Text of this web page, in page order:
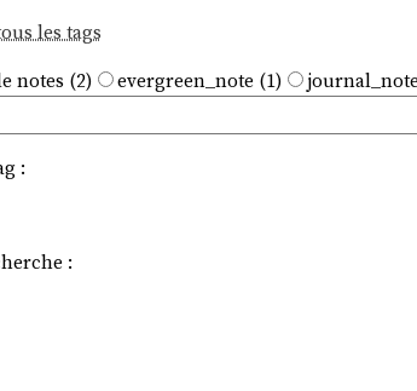
les tags
notes (2) evergreen_note (1)
:
: